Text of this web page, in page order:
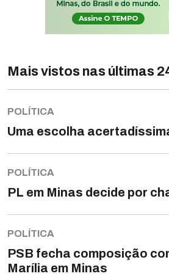
Mais vistos nas últimas
POLÍTICA
Uma escolha
POLÍTICA
PL em Minas decide por
POLÍTICA
PSB fecha composição
Marília em Minas